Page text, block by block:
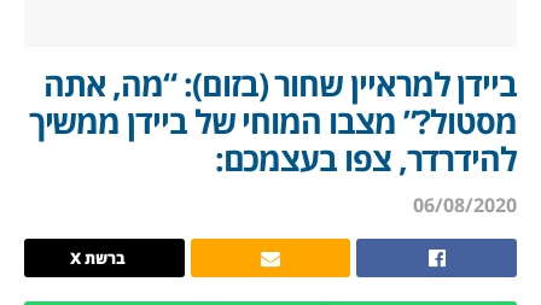
ביידן למראיין שחור (בזום): “מה, אתה
מסטול?” מצבו המוחי של ביידן ממשיך
להידרדר, צפו בעצמכם:
06/08/2020
ברשת X